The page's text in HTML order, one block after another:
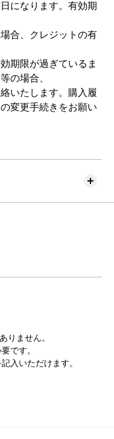
になります。有効期
合、クレジットの有
期限が過ぎているま
の場合、
いたします。購入履
変更手続きをお願い
りません。
です。
入いただけます。